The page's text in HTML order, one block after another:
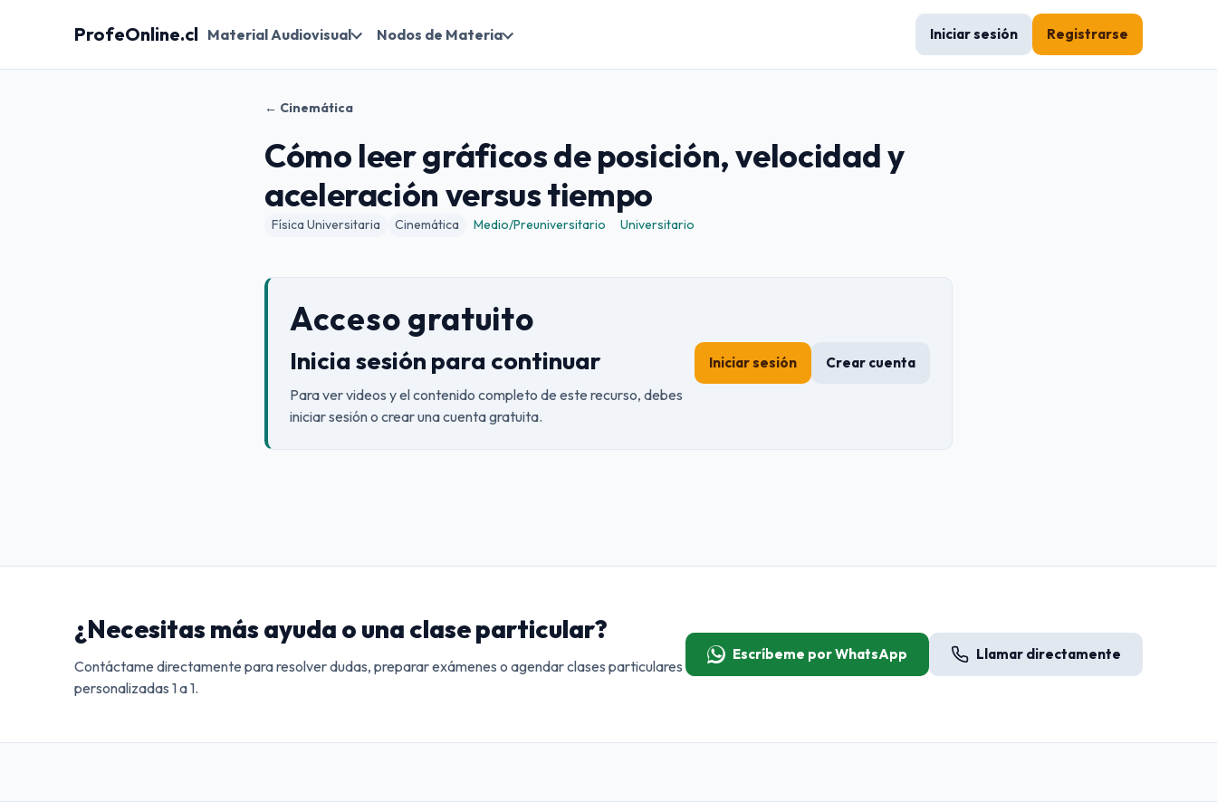
ProfeOnline.cl Material Audiovisual Nodos de Materia Iniciar sesión Registrarse
← Cinemática
Cómo leer gráficos de posición, velocidad y
aceleración versus tiempo
Física Universitaria Cinemática Medio/Preuniversitario Universitario
Acceso gratuito
Inicia sesión para continuar
Para ver videos y el contenido completo de este recurso, debes
iniciar sesión o crear una cuenta gratuita.
Iniciar sesión Crear cuenta
¿Necesitas más ayuda o una clase particular?
Contáctame directamente para resolver dudas, preparar exámenes o agendar clases particulares
personalizadas 1 a 1.
Escríbeme por WhatsApp Llamar directamente